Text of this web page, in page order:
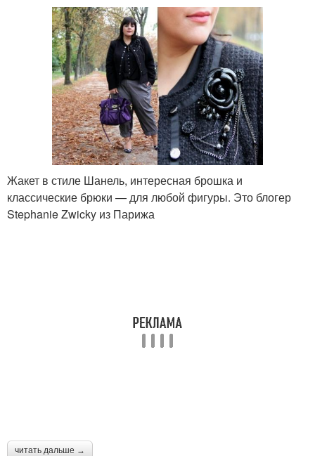
Жакет в стиле Шанель, интересная брошка и
классические брюки — для любой фигуры. Это блогер
Stephanie Zwicky из Парижа
читать дальше →